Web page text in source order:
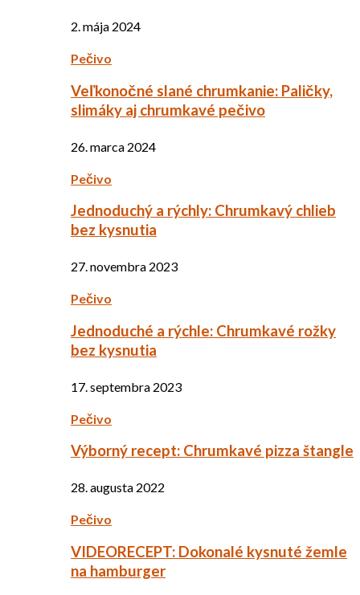
2. mája 2024
Pečivo
Veľkonočné slané chrumkanie: Paličky,
slimáky aj chrumkavé pečivo
26. marca 2024
Pečivo
Jednoduchý a rýchly: Chrumkavý chlieb
bez kysnutia
27. novembra 2023
Pečivo
Jednoduché a rýchle: Chrumkavé rožky
bez kysnutia
17. septembra 2023
Pečivo
Výborný recept: Chrumkavé pizza štangle
28. augusta 2022
Pečivo
VIDEORECEPT: Dokonalé kysnuté žemle
na hamburger